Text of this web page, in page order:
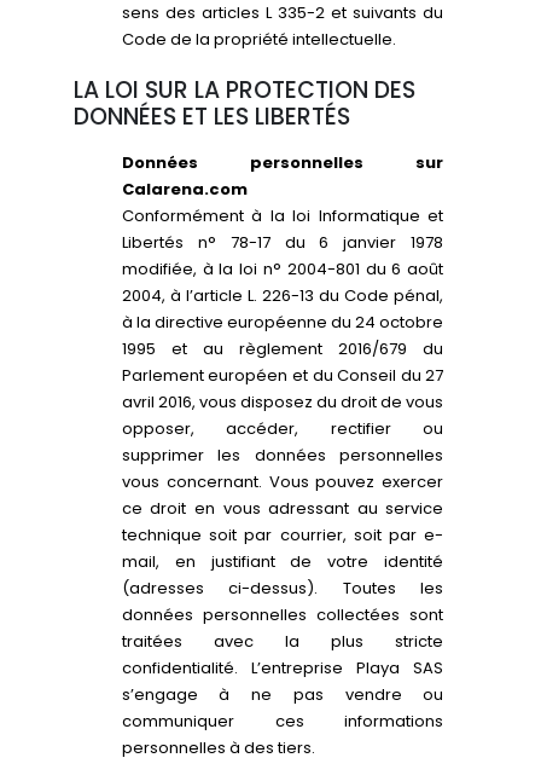
sens des articles L 335-2 et suivants du
Code de la propriété intellectuelle.
LA LOI SUR LA PROTECTION DES
DONNÉES ET LES LIBERTÉS
Données personnelles sur
Calarena.com
Conformément à la loi Informatique et
Libertés n° 78-17 du 6 janvier 1978
modifiée, à la loi n° 2004-801 du 6 août
2004, à l’article L. 226-13 du Code pénal,
à la directive européenne du 24 octobre
1995 et au règlement 2016/679 du
Parlement européen et du Conseil du 27
avril 2016, vous disposez du droit de vous
opposer, accéder, rectifier ou
supprimer les données personnelles
vous concernant. Vous pouvez exercer
ce droit en vous adressant au service
technique soit par courrier, soit par e-
mail, en justifiant de votre identité
(adresses ci-dessus). Toutes les
données personnelles collectées sont
traitées avec la plus stricte
confidentialité. L’entreprise Playa SAS
s’engage à ne pas vendre ou
communiquer ces informations
personnelles à des tiers.